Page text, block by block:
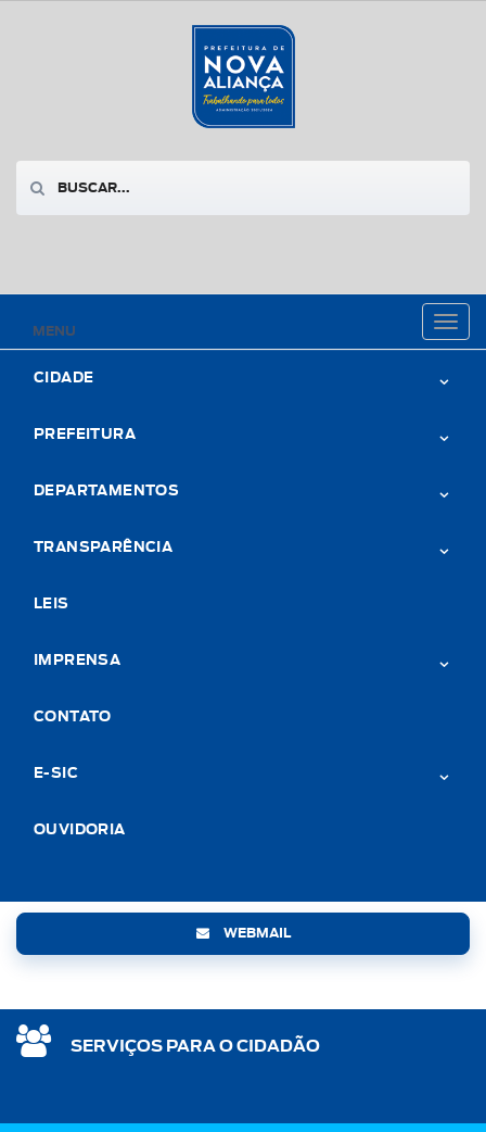
MENU
Toggle
CIDADE
PREFEITURA
DEPARTAMENTOS
TRANSPARÊNCIA
LEIS
IMPRENSA
CONTATO
E-SIC
OUVIDORIA
WEBMAIL
SERVIÇOS PARA O CIDADÃO